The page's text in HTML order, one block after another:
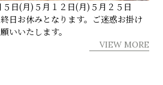
日(月)５月１２日(月)５月２５日
日お休みとなります。ご迷惑お掛け
いいたします。
VIEW MORE